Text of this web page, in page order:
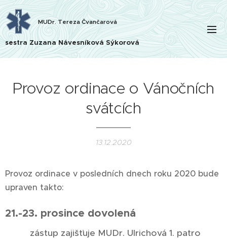
MUDr. Tereza Čvančarová
sestra Zuzana Návesníková Sýkorová
Provoz ordinace o Vánočních
svátcích
13.12.2020
Provoz ordinace v posledních dnech roku 2020 bude
upraven takto:
21.-23. prosince dovolená
zástup zajišťuje MUDr. Ulrichová 1. patro